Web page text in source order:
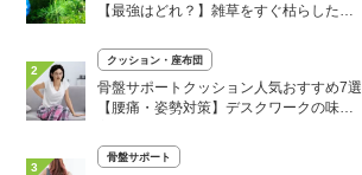
【最強はどれ？】雑草をすぐ枯らしたい
2
クッション・座布団
骨盤サポートクッション人気おすすめ7選
【腰痛・姿勢対策】デスクワークの味
3
骨盤サポート